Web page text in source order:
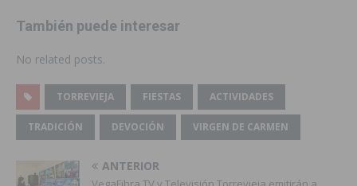
También puede interesar
No related posts.
TORREVIEJA FIESTAS ACTIVIDADES
TRADICIÓN DEVOCIÓN VIRGEN DE CARMEN
ANTERIOR